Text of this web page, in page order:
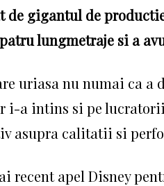
gigantul de
lungmetraje si a
uriasa nu numai ca
i-a intins si pe
asupra calitatii si
recent apel Disney